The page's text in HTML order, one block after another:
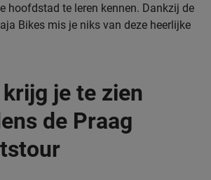
hoofdstad te leren kennen. Dankzij de
Bikes mis je niks van deze heerlijke
je te zien
de Praag